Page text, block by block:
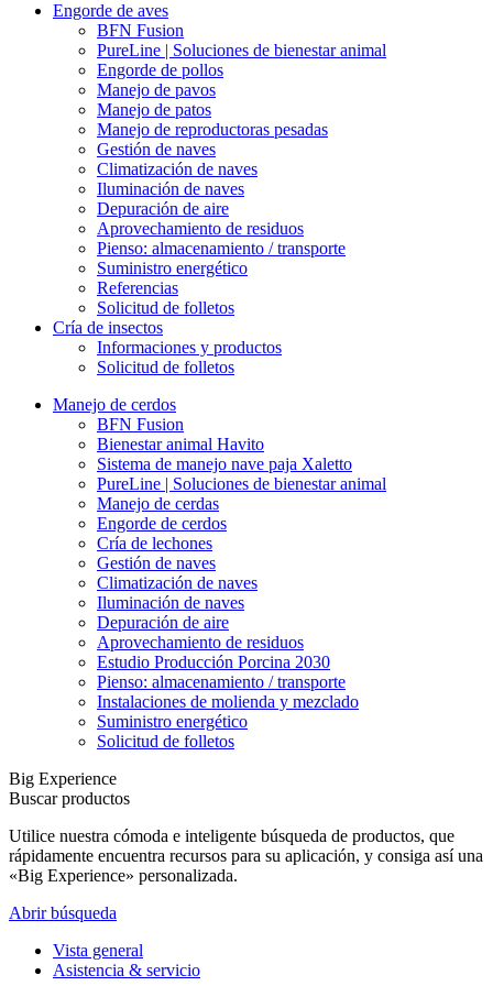
Engorde de aves
BFN Fusion
PureLine | Soluciones de bienestar animal
Engorde de pollos
Manejo de pavos
Manejo de patos
Manejo de reproductoras pesadas
Gestión de naves
Climatización de naves
Iluminación de naves
Depuración de aire
Aprovechamiento de residuos
Pienso: almacenamiento / transporte
Suministro energético
Referencias
Solicitud de folletos
Cría de insectos
Informaciones y productos
Solicitud de folletos
Manejo de cerdos
BFN Fusion
Bienestar animal Havito
Sistema de manejo nave paja Xaletto
PureLine | Soluciones de bienestar animal
Manejo de cerdas
Engorde de cerdos
Cría de lechones
Gestión de naves
Climatización de naves
Iluminación de naves
Depuración de aire
Aprovechamiento de residuos
Estudio Producción Porcina 2030
Pienso: almacenamiento / transporte
Instalaciones de molienda y mezclado
Suministro energético
Solicitud de folletos
Big Experience
Buscar productos
Utilice nuestra cómoda e inteligente búsqueda de productos, que
rápidamente encuentra recursos para su aplicación, y consiga así una
«Big Experience» personalizada.
Abrir búsqueda
Vista general
Asistencia & servicio